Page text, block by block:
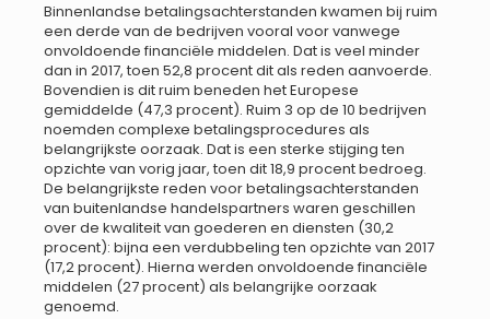
Binnenlandse betalingsachterstanden kwamen bij ruim
een derde van de bedrijven vooral voor vanwege
onvoldoende financiële middelen. Dat is veel minder
dan in 2017, toen 52,8 procent dit als reden aanvoerde.
Bovendien is dit ruim beneden het Europese
gemiddelde (47,3 procent). Ruim 3 op de 10 bedrijven
noemden complexe betalingsprocedures als
belangrijkste oorzaak. Dat is een sterke stijging ten
opzichte van vorig jaar, toen dit 18,9 procent bedroeg.
De belangrijkste reden voor betalingsachterstanden
van buitenlandse handelspartners waren geschillen
over de kwaliteit van goederen en diensten (30,2
procent): bijna een verdubbeling ten opzichte van 2017
(17,2 procent). Hierna werden onvoldoende financiële
middelen (27 procent) als belangrijke oorzaak
genoemd.